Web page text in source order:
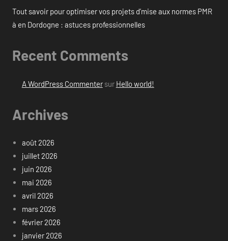
Tout savoir pour optimiser vos projets d’mise aux normes PMR
à en Dordogne : astuces professionnelles
Recent Comments
A WordPress Commentersur Hello world!
Archives
août 2026
juillet 2026
juin 2026
mai 2026
avril 2026
mars 2026
février 2026
janvier 2026